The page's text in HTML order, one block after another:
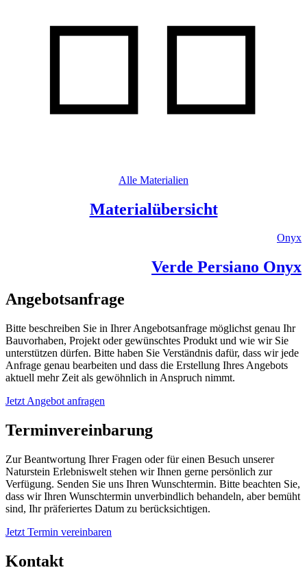
Alle Materialien
Materialübersicht
Onyx
Verde Persiano Onyx
Angebotsanfrage
Bitte beschreiben Sie in Ihrer Angebotsanfrage möglichst genau Ihr
Bauvorhaben, Projekt oder gewünschtes Produkt und wie wir Sie
unterstützen dürfen. Bitte haben Sie Verständnis dafür, dass wir jede
Anfrage genau bearbeiten und dass die Erstellung Ihres Angebots
aktuell mehr Zeit als gewöhnlich in Anspruch nimmt.
Jetzt Angebot anfragen
Terminvereinbarung
Zur Beantwortung Ihrer Fragen oder für einen Besuch unserer
Naturstein Erlebniswelt stehen wir Ihnen gerne persönlich zur
Verfügung. Senden Sie uns Ihren Wunschtermin. Bitte beachten Sie,
dass wir Ihren Wunschtermin unverbindlich behandeln, aber bemüht
sind, Ihr präferiertes Datum zu berücksichtigen.
Jetzt Termin vereinbaren
Kontakt